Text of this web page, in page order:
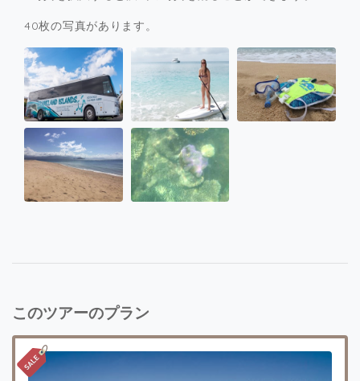
40枚の写真があります。
このツアーのプラン